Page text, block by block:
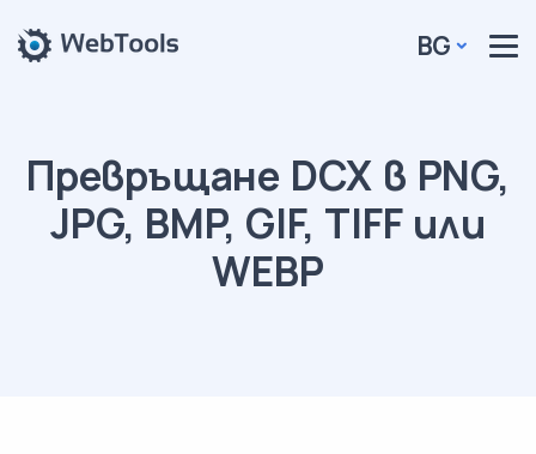
BG
Превръщане DCX в PNG,
JPG, BMP, GIF, TIFF или
WEBP